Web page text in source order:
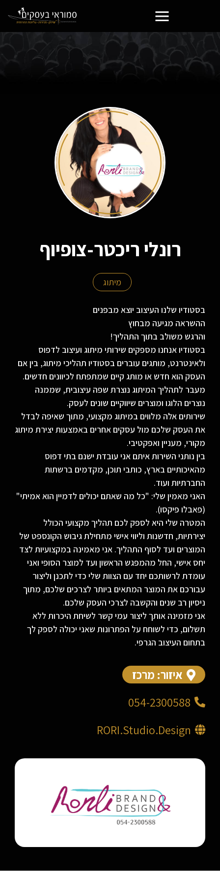
רונלי ריכטר-צופיוף
מיתוג
בסטודיו שלנו העיצוב יוצא מבפנים
ההשראה מגיעה מבחוץ
והרגש משולב בתוך התהליך!
בסטודיו אנחנו מספקים שירותי מיתוג ועיצוב לדפוס
ולאינטרנט, מותגים עוברים בסטודיו תהליכי מיתוג, בין אם
העסק הוא חדש או מותג קיים שמתפתח לכיוונים חדשים.
מעבר לתהליך המיתוג נוצרת שפה עיצובית, שממנה
נוצרים הלוגו ומוצרים שיווקיים שונים לעסק.
שירותים אלה מלווים במיתוג מקצועי, מתוך שאיפה לבדל
את העסק שלכם מול עסקים אחרים באמצעות יצירת מיתוג
מקורי, מעניין ואפקטיבי.
בין נותני השירות איתם אני עובדת ישנם בתי דפוס
מהאיכותיים בארץ, כותבי תוכן, מקדמים ברשתות
החברתיות ועוד.
האני מאמין שלי: "כל מה שאתם יכולים לדמיין הוא אמיתי"
(פאבלו פיקסו).
המטרה שלי היא לספק לכם תהליך מקצועי הכולל
יצירתיות, חדשנות וליווי אישי מתחילת גיבוש הקונספט של
המוצרים ועד לסוף התהליך. אני מאמינה במקצועיות לצד
יחס אישי, החל מהמפגש הראשון ועד למוצר הסופי ואני
עומדת לרשותכם יחד עם הצוות שלי כדי לתכנן וליצור
עבורכם את המוצר המתאים ביותר לצרכים שלכם, מתוך
ניסיון רב שנים והקשבה לצרכי העסק שלכם.
אני מזמינה אותך ליצור עמי קשר לשיחת היכרות ללא
תשלום, כדי לשוחח על הפתרונות שאני יכולה לספק לך
בתחום העיצוב הגרפי.
איזור: מרכז
054-2300588
RORI.Studio.Design